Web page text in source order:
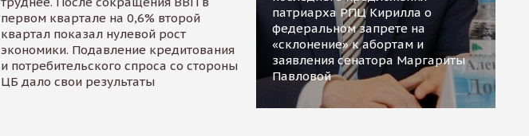
первом квартале на 0,6% второй
квартал показал нулевой рост
экономики. Подавление кредитования
и потребительского спроса со стороны
ЦБ дало свои результаты
патриарха РПЦ Кирилла о
федеральном запрете на
«склонение» к абортам и
заявления сенатора Маргариты
Павловой